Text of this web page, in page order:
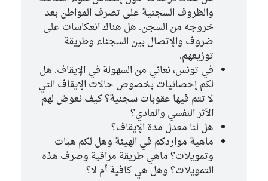
والظروف السجنية على تصرف المواطن بعد
خروجه من السجن. هل هناك انعكاسات على
ضروف والإتصال بين السجناء وطريقة
توزيعهم.
في تونس، نعاني من السهولة في الإيقاف. هل
لكم إحصائيات بخصوص حالات الإيقاف التي
لا تتم فيها عقوبات سجنية؟ كيف نعوض لهم
الأثر النفسي والمادي؟
هل لنا معدل مدة الإيقاف؟
ماهية مواردكم في الهيئة وهل لكم هبات
وتمويلات؟ ماهي طريقة مراقبة وصرف هذه
التمويلات؟ وهل هي كافية أم لا؟